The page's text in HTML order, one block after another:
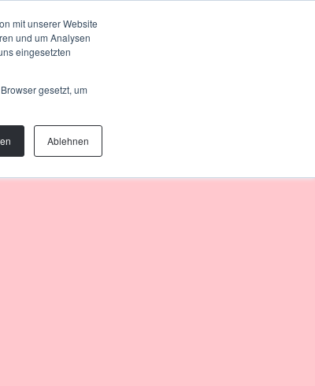
mit unserer Website
und um Analysen
eingesetzten
gesetzt, um
Ablehnen
Talk to us